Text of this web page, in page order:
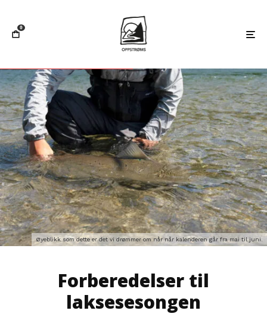
0
Øyeblikk som dette er det vi drømmer om når når kalenderen går fra mai til juni.
Forberedelser til
laksesesongen